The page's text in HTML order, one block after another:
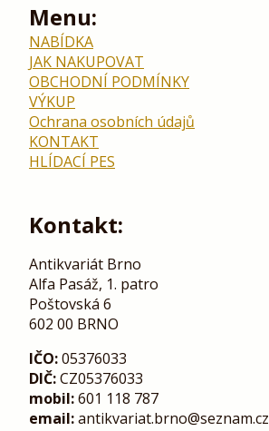
Menu:
NABÍDKA
JAK NAKUPOVAT
OBCHODNÍ PODMÍNKY
VÝKUP
Ochrana osobních údajů
KONTAKT
HLÍDACÍ PES
Kontakt:
Antikvariát Brno
Alfa Pasáž, 1. patro
Poštovská 6
602 00 BRNO
IČO:05376033
DIČ:CZ05376033
mobil:601 118 787
email:antikvariat.brno@seznam.cz